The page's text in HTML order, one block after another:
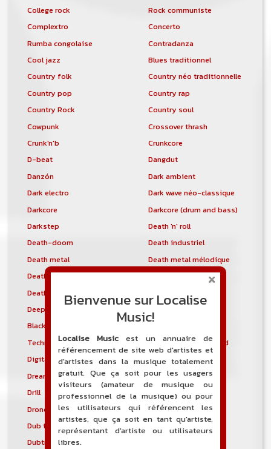
College rock
Rock communiste
Complextro
Concerto
Rumba congolaise
Contradanza
Cool jazz
Blues traditionnel
Country folk
Country néo traditionnelle
Country pop
Country rap
Country Rock
Country soul
Cowpunk
Crossover thrash
Crunk'n'b
Crunkcore
D-beat
Dangdut
Danzón
Dark ambient
Dark electro
Dark wave néo-classique
Darkcore
Darkcore (drum and bass)
Darkstep
Death 'n' roll
Death-doom
Death industriel
Death metal
Death metal mélodique
Death metal technique
Deathcore
Deathcountry
Deepkho
Black metal dépressif
Techno de Détroit
Thrash metal allemand
Digital hardcore
Disco polo
Dream pop
Dream trance
Drill
Drill and Bass
Drone
Drumstep
Dub techno
Dubstyle
Dubtronica
Bienvenue sur Localise
Music!
Localise Music est un annuaire de
référencement de site web d'artistes et
d'artistes dans la musique totalement
gratuit. Que ça soit pour les usagers
visiteurs (amateur de musique ou
professionnel de la musique) ou pour
les utilisateurs qui référencent les
artistes, que ça soit en tant qu'artiste,
représentant d'artiste ou utilisateurs
libres.